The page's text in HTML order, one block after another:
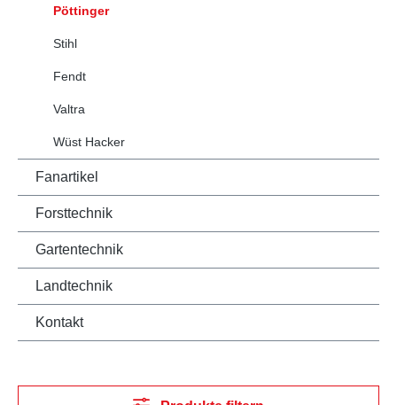
Pöttinger
Stihl
Fendt
Valtra
Wüst Hacker
Fanartikel
Forsttechnik
Gartentechnik
Landtechnik
Kontakt